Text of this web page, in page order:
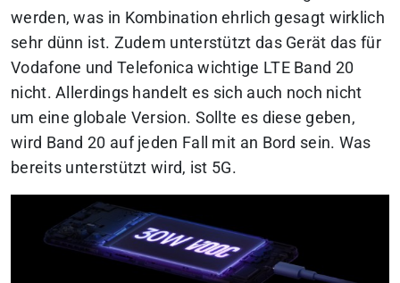
werden, was in Kombination ehrlich gesagt wirklich
sehr dünn ist. Zudem unterstützt das Gerät das für
Vodafone und Telefonica wichtige LTE Band 20
nicht. Allerdings handelt es sich auch noch nicht
um eine globale Version. Sollte es diese geben,
wird Band 20 auf jeden Fall mit an Bord sein. Was
bereits unterstützt wird, ist 5G.